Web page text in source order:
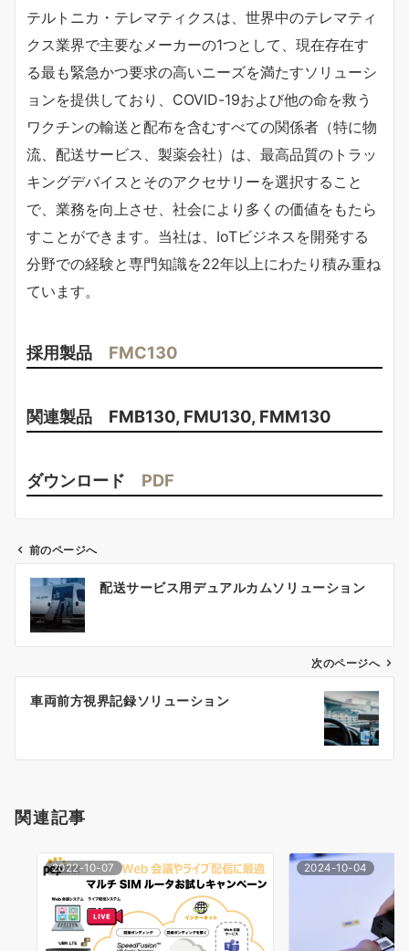
テルトニカ・テレマティクスは、世界中のテレマティ
クス業界で主要なメーカーの1つとして、現在存在す
る最も緊急かつ要求の高いニーズを満たすソリューシ
ョンを提供しており、COVID-19および他の命を救う
ワクチンの輸送と配布を含むすべての関係者（特に物
流、配送サービス、製薬会社）は、最高品質のトラッ
キングデバイスとそのアクセサリーを選択すること
で、業務を向上させ、社会により多くの価値をもたら
すことができます。当社は、IoTビジネスを開発する
分野での経験と専門知識を22年以上にわたり積み重ね
ています。
採用製品 FMC130
関連製品 FMB130, FMU130, FMM130
ダウンロード PDF
ン
前のページへ
配送サービス用デュアルカムソリューション
次のページへ
車両前方視界記録ソリューション
関連記事
2022-10-07 2024-10-04